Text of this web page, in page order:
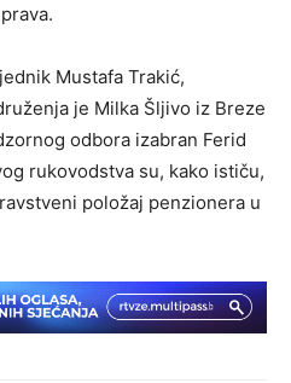
Mustafa Trakić,
je Milka Šljivo iz Breze
odbora izabran Ferid
rukovodstva su, kako ističu,
položaj penzionera u